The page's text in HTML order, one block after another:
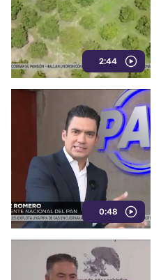
2:44
0:48